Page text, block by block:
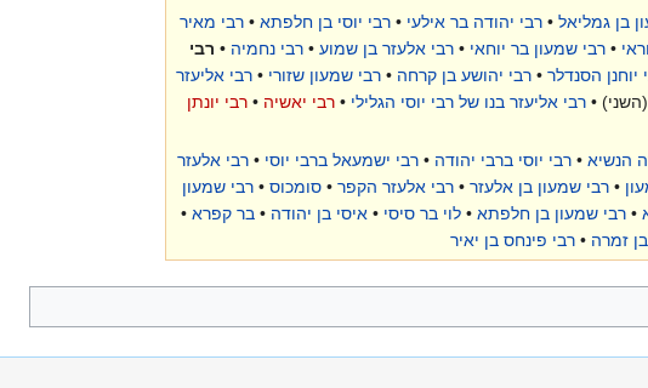
בן גמליאל • רבי יהודה בר אילעי • רבי יוסי בן חלפתא • רבי מאיר
• רבי שמעון בר יוחאי • רבי אלעזר בן שמוע • רבי נחמיה • רבי
יוחנן הסנדלר • רבי יהושע בן קרחה • רבי שמעון שזורי • רבי אליעזר
(השני) • רבי אליעזר בנו של רבי יוסי הגלילי • רבי יאשיה • רבי יונתן
הנשיא • רבי יוסי ברבי יהודה • רבי ישמעאל ברבי יוסי • רבי אלעזר
• רבי שמעון בן אלעזר • רבי אלעזר הקפר • סומכוס • רבי שמעון
• רבי שמעון בן חלפתא • לוי בר סיסי • איסי בן יהודה • בר קפרא •
בן זמרה • רבי פינחס בן יאיר